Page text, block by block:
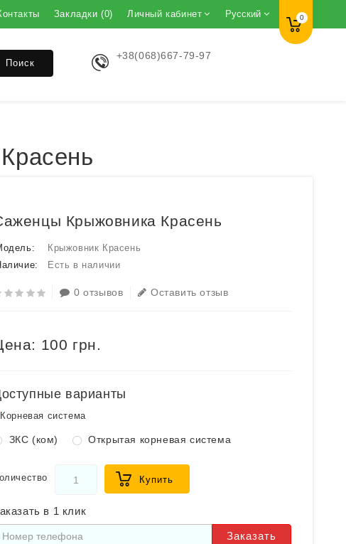
Закладки (0) Личный кабинет Русский 0
+38(068)667-79-97
Поиск
Крыжовника Красень
Крыжовник Красень
Есть в наличии
0 отзывов Оставить отзыв
100 грн.
варианты
Корневая система
ЗКС (ком) Открытая корневая система
Купить
в 1 клик
Заказать